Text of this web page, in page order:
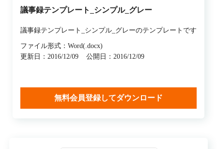
議事録テンプレート_シンプル_グレー
議事録テンプレート_シンプル_グレーのテンプレートです
ファイル形式：Word(.docx)
更新日：2016/12/09
公開日：2016/12/09
無料会員登録してダウンロード